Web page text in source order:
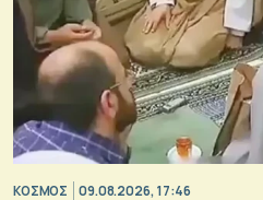
ΚΟΣΜΟΣ 09.08.2026, 17:46